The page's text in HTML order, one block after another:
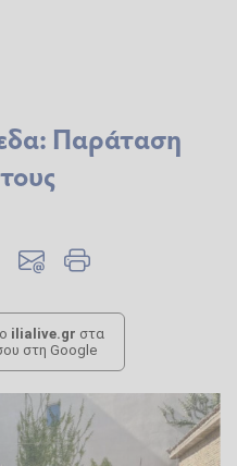
Παράταση
ilialive.gr στα
στη Google